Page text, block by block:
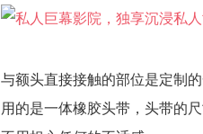
与额头直接接触的部位是定制
用的是一体橡胶头带，头带的